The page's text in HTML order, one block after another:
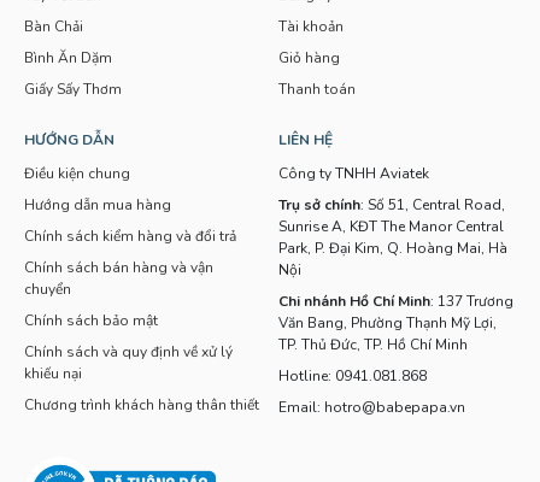
Bàn Chải
Bình Ăn Dặm
Giấy Sấy Thơm
Tài khoản
Giỏ hàng
Thanh toán
HƯỚNG DẪN
Điều kiện chung
Hướng dẫn mua hàng
Chính sách kiểm hàng và đổi trả
Chính sách bán hàng và vận
chuyển
Chính sách bảo mật
Chính sách và quy định về xử lý
khiếu nại
Chương trình khách hàng thân thiết
LIÊN HỆ
Công ty TNHH Aviatek
Trụ sở chính: Số 51, Central Road,
Sunrise A, KĐT The Manor Central
Park, P. Đại Kim, Q. Hoàng Mai, Hà
Nội
Chi nhánh Hồ Chí Minh: 137 Trương
Văn Bang, Phường Thạnh Mỹ Lợi,
TP. Thủ Đức, TP. Hồ Chí Minh
Hotline: 0941.081.868
Email: hotro@babepapa.vn